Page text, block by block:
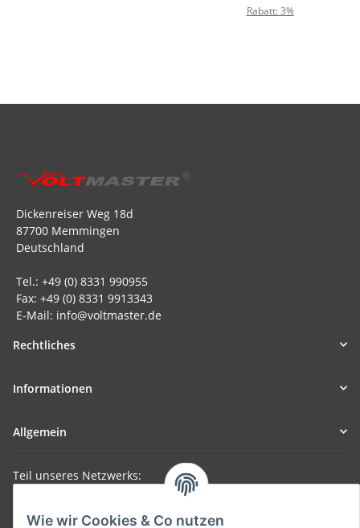
Wie wir Cookies & Co nutzen
Rabatt:3%
Dickenreiser Weg 18d
87700 Memmingen
Deutschland
Tel.: +49 (0) 8331 990955
Fax: +49 (0) 8331 9913343
E-Mail: info@voltmaster.de
Rechtliches
Informationen
Allgemein
Teil unseres Netzwerks:
SmoliTec - Safety. Simplified. Worldwide. ( B2B Shop )